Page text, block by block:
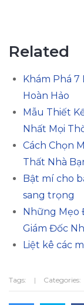
Related
Khám Phá 7
Hoàn Hảo
Mẫu Thiết
Nhất Mọi
Cách Chọn
Thất Nhà
Bật mí cho
sang trọng
Những Mẹo
Giám Đốc
Liệt kê các
Tags: | Categories: